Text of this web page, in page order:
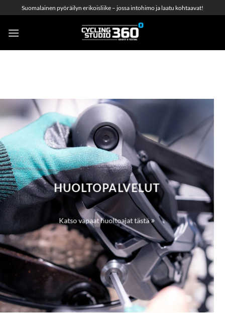
to
content
Suomalainen pyöräilyn erikoisliike – jossa intohimo ja laatu kohtaavat!
HUOLTOPALVELUT
Katso vapaat huoltoajat tästä»